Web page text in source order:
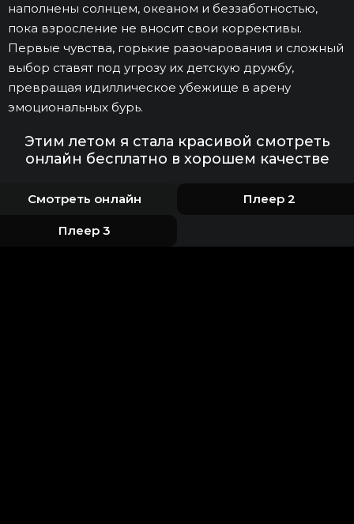
наполнены солнцем, океаном и беззаботностью,
пока взросление не вносит свои коррективы.
Первые чувства, горькие разочарования и сложный
выбор ставят под угрозу их детскую дружбу,
превращая идиллическое убежище в арену
эмоциональных бурь.
Этим летом я стала красивой смотреть
онлайн бесплатно в хорошем качестве
Смотреть онлайн Плеер 2
Плеер 3